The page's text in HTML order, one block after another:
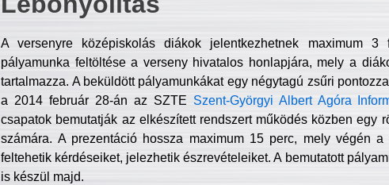
A versenyre középiskolás diákok jelentkezhetnek maximum
pályamunka feltöltése a verseny hivatalos honlapjára, mely a
tartalmazza. A beküldött pályamunkákat egy négytagú zsűri
a 2014 február 28-án az SZTE Szent-Györgyi Albert Agóra
csapatok bemutatják az elkészített rendszert működés közben egy
számára. A prezentáció hossza maximum 15 perc, mely végén
feltehetik kérdéseiket, jelezhetik észrevételeiket. A bemutatott
is készül majd.